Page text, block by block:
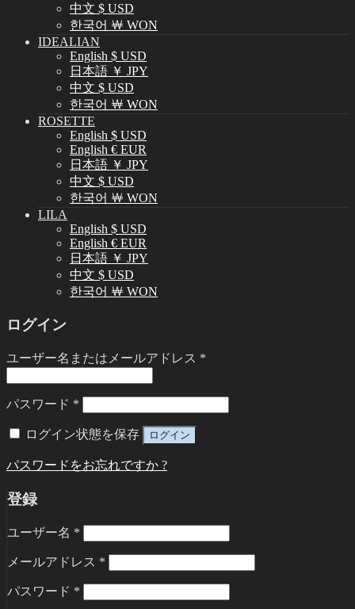
中文 $ USD
한국어 ￦ WON
IDEALIAN
English $ USD
日本語 ￥ JPY
中文 $ USD
한국어 ￦ WON
ROSETTE
English $ USD
English € EUR
日本語 ￥ JPY
中文 $ USD
한국어 ￦ WON
LILA
English $ USD
English € EUR
日本語 ￥ JPY
中文 $ USD
한국어 ￦ WON
ログイン
ユーザー名またはメールアドレス *
パスワード *
ログイン状態を保存 ログイン
パスワードをお忘れですか ?
登録
ユーザー名 *
メールアドレス *
パスワード *